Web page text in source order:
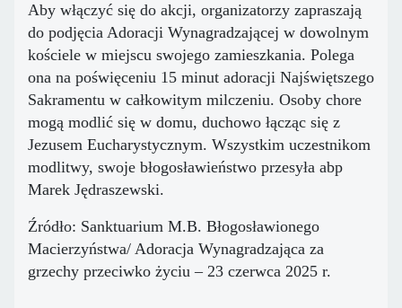
Aby włączyć się do akcji, organizatorzy zapraszają
do podjęcia Adoracji Wynagradzającej w dowolnym
kościele w miejscu swojego zamieszkania. Polega
ona na poświęceniu 15 minut adoracji Najświętszego
Sakramentu w całkowitym milczeniu. Osoby chore
mogą modlić się w domu, duchowo łącząc się z
Jezusem Eucharystycznym. Wszystkim uczestnikom
modlitwy, swoje błogosławieństwo przesyła abp
Marek Jędraszewski.
Źródło: Sanktuarium M.B. Błogosławionego
Macierzyństwa/ Adoracja Wynagradzająca za
grzechy przeciwko życiu – 23 czerwca 2025 r.